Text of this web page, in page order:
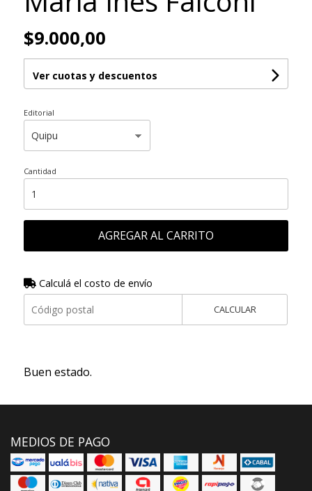
$9.000,00
Ver cuotas y descuentos
Editorial
Cantidad
AGREGAR AL CARRITO
Calculá el costo de envío
CALCULAR
Buen estado.
MEDIOS DE PAGO